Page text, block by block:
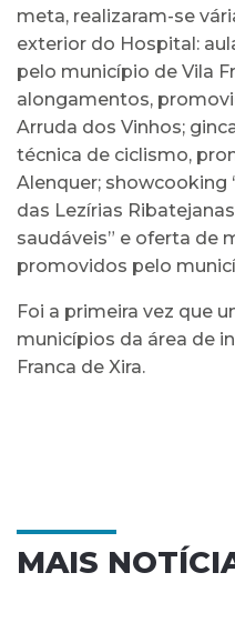
meta, realizaram-se
exterior do Hospital:
pelo município de Vila
alongamentos,
Arruda dos Vinhos;
técnica de ciclismo,
Alenquer; showcooking
das Lezírias
saudáveis” e oferta de
promovidos pelo
Foi a primeira vez que
municípios da área de
Franca de Xira.
MAIS